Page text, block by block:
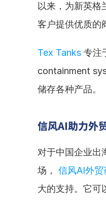
以来，为新英格
客户提供优质的
Tex Tanks 专注
containment
储存各种产品。
信风AI助力外
对于中国企业出
场， 信风AI外
大的支持。它可